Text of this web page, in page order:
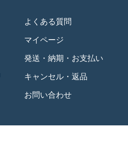
よくある質問
マイページ
発送・納期・お支払い
キャンセル・返品
お問い合わせ